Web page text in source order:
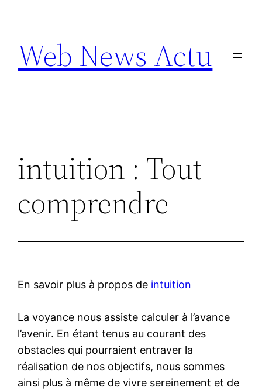
contenu
Web News Actu
intuition : Tout
comprendre
En savoir plus à propos de intuition
La voyance nous assiste calculer à l’avance
l’avenir. En étant tenus au courant des
obstacles qui pourraient entraver la
réalisation de nos objectifs, nous sommes
ainsi plus à même de vivre sereinement et de